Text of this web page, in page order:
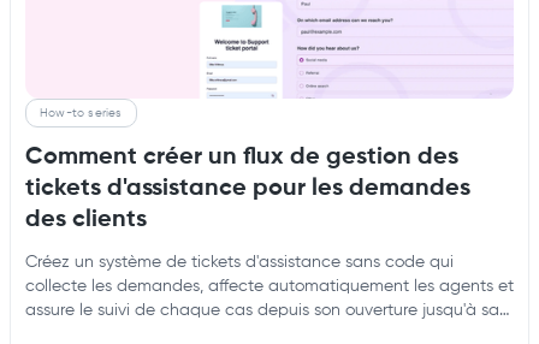
How-to series
Comment créer un flux de gestion des
tickets d'assistance pour les demandes
des clients
Créez un système de tickets d'assistance sans code qui
collecte les demandes, affecte automatiquement les agents et
assure le suivi de chaque cas depuis son ouverture jusqu'à sa